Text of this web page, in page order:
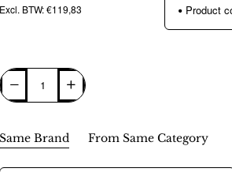
Excl. BTW: €119,83
Product
Same Brand From Same Category